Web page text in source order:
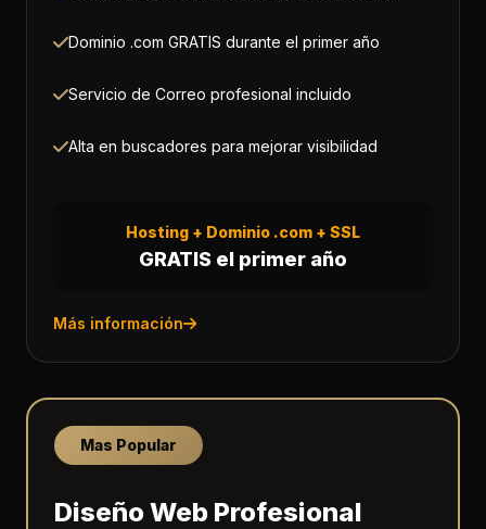
Dominio .com GRATIS durante el primer año
Servicio de Correo profesional incluido
Alta en buscadores para mejorar visibilidad
Hosting + Dominio .com + SSL
GRATIS el primer año
Más información
Mas Popular
Diseño Web Profesional